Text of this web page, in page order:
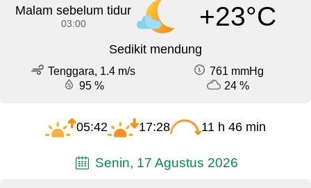
Malam sebelum tidur
03:00 +23°C
Sedikit mendung
Tenggara, 1.4 m/s
761 mmHg
95 %
24 %
05:42 17:28 11 h 46 min
Senin, 17 Agustus 2026